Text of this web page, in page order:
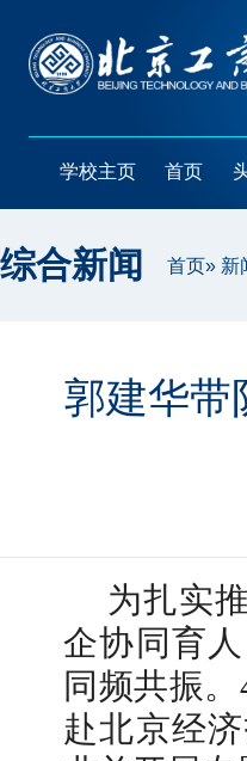
学校主页 首页
综合新闻 首页» 新
郭建华带
为扎实
企协同育
同频共振
赴北京经